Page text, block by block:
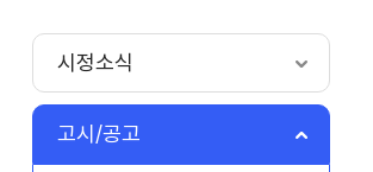
시정소식
고시/공고